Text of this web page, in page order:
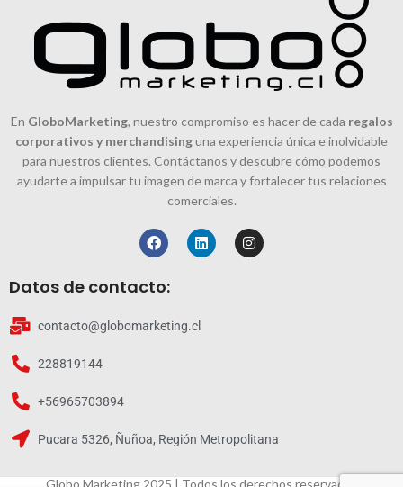
En GloboMarketing, nuestro compromiso es hacer de cada regalos
corporativos y merchandisinguna experiencia única e inolvidable
para nuestros clientes. Contáctanos y descubre cómo podemos
ayudarte a impulsar tu imagen de marca y fortalecer tus relaciones
comerciales.
Datos de contacto:
contacto@globomarketing.cl
228819144
+56965703894
Pucara 5326, Ñuñoa, Región Metropolitana
Globo Marketing 2025 | Todos los derechos reservados